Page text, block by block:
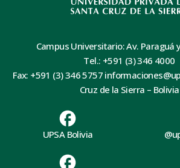
Campus Universitario: Av. Paraguá
Tel.: +591 (3) 346 4000
Fax: +591 (3) 346 5757
Cruz de la Sierra – Bolivia
UPSA Bolivia